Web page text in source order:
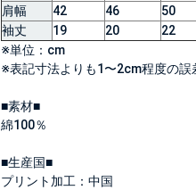
肩幅
42 46 50
袖丈
19 20 22
※単位：cm
※表記寸法よりも1〜2cm程度の誤
■素材■
綿100％
■生産国■
プリント加工：中国